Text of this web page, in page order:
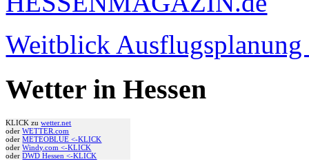
Weitblick
Wetter in Hessen
KLICK zuwetter.net
oderWETTER.com
oderMETEOBLUE <-KLICK
oderWindy.com <-KLICK
oderDWD Hessen <-KLICK